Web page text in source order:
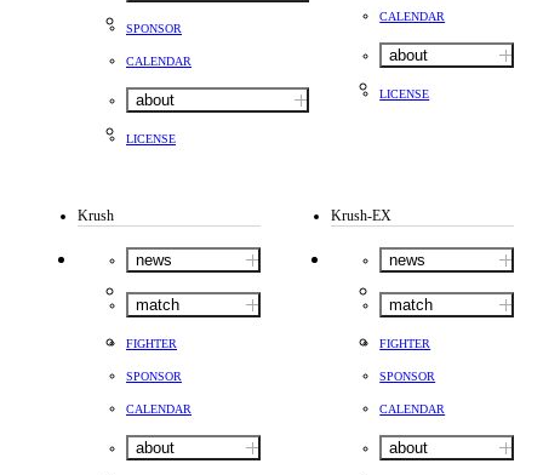
SPONSOR
CALENDAR
about
LICENSE
CALENDAR
about
LICENSE
Krush
news
match
FIGHTER
SPONSOR
CALENDAR
about
Krush-EX
news
match
FIGHTER
SPONSOR
CALENDAR
about